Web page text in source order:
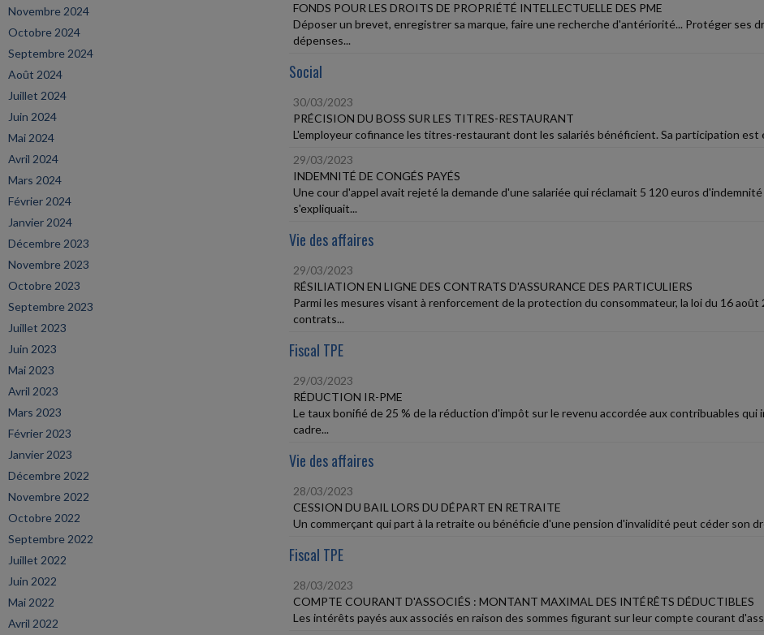
Novembre 2024
Octobre 2024
Septembre 2024
Août 2024
Juillet 2024
Juin 2024
Mai 2024
Avril 2024
Mars 2024
Février 2024
Janvier 2024
Décembre 2023
Novembre 2023
Octobre 2023
Septembre 2023
Juillet 2023
Juin 2023
Mai 2023
Avril 2023
Mars 2023
Février 2023
Janvier 2023
Décembre 2022
Novembre 2022
Octobre 2022
Septembre 2022
Juillet 2022
Juin 2022
Mai 2022
Avril 2022
FONDS POUR LES DROITS DE PROPRIÉTÉ INTELLECTUELLE DES PME
Déposer un brevet, enregistrer sa marque, faire une recherche d'antériorité... Protéger ses
dépenses...
Social
30/03/2023
PRÉCISION DU BOSS SUR LES TITRES-RESTAURANT
L'employeur cofinance les titres-restaurant dont les salariés bénéficient. Sa participation
29/03/2023
INDEMNITÉ DE CONGÉS PAYÉS
Une cour d'appel avait rejeté la demande d'une salariée qui réclamait 5 120 euros
s'expliquait...
Vie des affaires
29/03/2023
RÉSILIATION EN LIGNE DES CONTRATS D'ASSURANCE DES PARTICULIERS
Parmi les mesures visant à renforcement de la protection du consommateur, la loi du 16
contrats...
Fiscal TPE
29/03/2023
RÉDUCTION IR-PME
Le taux bonifié de 25 % de la réduction d'impôt sur le revenu accordée aux contribuables
cadre...
Vie des affaires
28/03/2023
CESSION DU BAIL LORS DU DÉPART EN RETRAITE
Un commerçant qui part à la retraite ou bénéficie d'une pension d'invalidité peut céder son
Fiscal TPE
28/03/2023
COMPTE COURANT D'ASSOCIÉS : MONTANT MAXIMAL DES INTÉRÊTS DÉDUCTIBLES
Les intérêts payés aux associés en raison des sommes figurant sur leur compte courant